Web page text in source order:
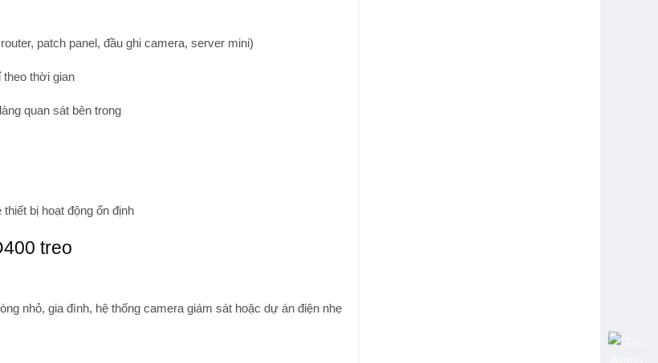
patch panel, đầu ghi camera, server mini)
theo thời gian
quan sát bên trong
bị hoạt động ổn định
treo
nhỏ, gia đình, hệ thống camera giám sát hoặc dự án điện nhẹ